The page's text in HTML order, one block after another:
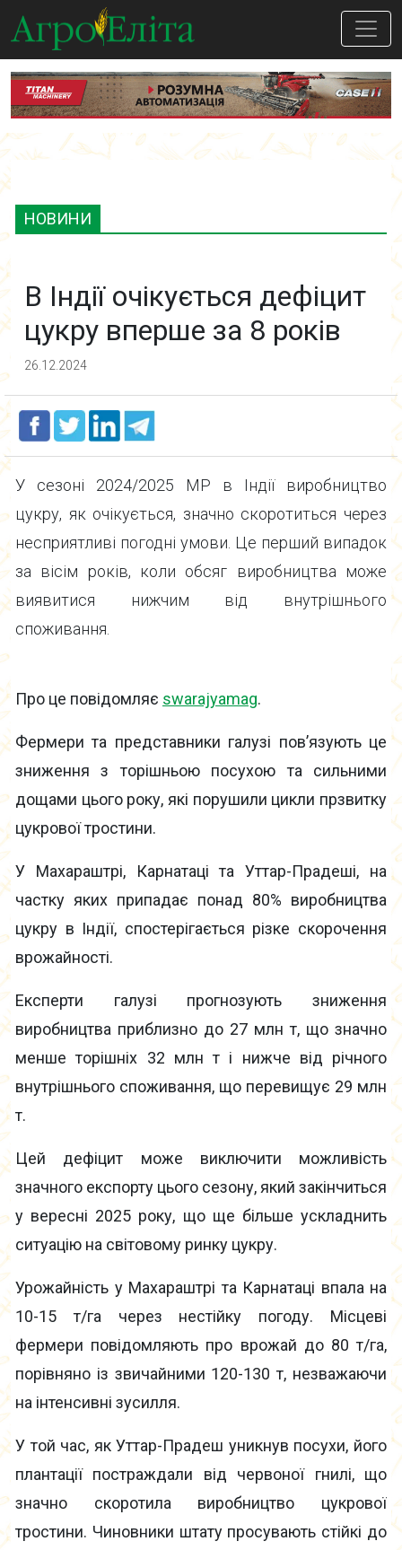
НОВИНИ
В Індії очікується дефіцит
цукру вперше за 8 років
26.12.2024
У сезоні 2024/2025 МР в Індії виробництво
цукру, як очікується, значно скоротиться через
несприятливі погодні умови. Це перший випадок
за вісім років, коли обсяг виробництва може
виявитися нижчим від внутрішнього
споживання.
Про це повідомляє swarajyamag.
Фермери та представники галузі пов’язують це
зниження з торішньою посухою та сильними
дощами цього року, які порушили цикли прзвитку
цукрової тростини.
У Махараштрі, Карнатаці та Уттар-Прадеші, на
частку яких припадає понад 80% виробництва
цукру в Індії, спостерігається різке скорочення
врожайності.
Експерти галузі прогнозують зниження
виробництва приблизно до 27 млн т, що значно
менше торішніх 32 млн т і нижче від річного
внутрішнього споживання, що перевищує 29 млн
т.
Цей дефіцит може виключити можливість
значного експорту цього сезону, який закінчиться
у вересні 2025 року, що ще більше ускладнить
ситуацію на світовому ринку цукру.
Урожайність у Махараштрі та Карнатаці впала на
10-15 т/га через нестійку погоду. Місцеві
фермери повідомляють про врожай до 80 т/га,
порівняно із звичайними 120-130 т, незважаючи
на інтенсивні зусилля.
У той час, як Уттар-Прадеш уникнув посухи, його
плантації постраждали від червоної гнилі, що
значно скоротила виробництво цукрової
тростини. Чиновники штату просувають стійкі до